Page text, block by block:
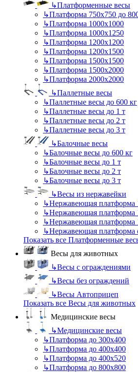
↳Платформенные весы
↳Платформа 750х750 до
↳Платформа 1000х1000
↳Платформа 1000х1250
↳Платформа 1200х1200
↳Платформа 1200х1500
↳Платформа 1500х1500
↳Платформа 1500х2000
↳Платформа 2000х2000
↳Паллетные весы
↳Паллетные весы до 600 кг
↳Паллетные весы до 1 т
↳Паллетные весы до 2 т
↳Паллетные весы до 3 т
↳Балочные весы
↳Балочные весы до 600 кг
↳Балочные весы до 1 т
↳Балочные весы до 2 т
↳Балочные весы до 3 т
↳Весы из нержавейки
↳Нержавеющая платформа
↳Нержавеющая платформа
↳Нержавеющая платформа
↳Нержавеющая платформа
Показать все Платформенные
Весы для животных
↳Весы с ограждениями
↳Весы без ограждений
↳Весы Автоприцеп
Показать все Весы для животных
Медицинские весы
↳Медицинские весы
↳Платформа до 300х400
↳Платформа до 400х400
↳Платформа до 400х520
↳Платформа до 800х800